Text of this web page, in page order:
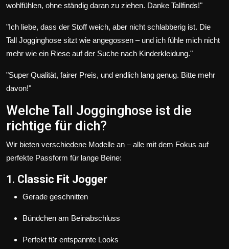
wohlfühlen, ohne ständig daran zu ziehen. Danke Tallfinds!"
"Ich liebe, dass der Stoff weich, aber nicht schlabberig ist. Die
Tall Jogginghose sitzt wie angegossen – und ich fühle mich nicht
mehr wie ein Riese auf der Suche nach Kinderkleidung."
"Super Qualität, fairer Preis, und endlich lang genug. Bitte mehr
davon!"
Welche Tall Jogginghose ist die
richtige für dich?
Wir bieten verschiedene Modelle an – alle mit dem Fokus auf
perfekte Passform für lange Beine:
1. Classic Fit Jogger
Gerade geschnitten
Bündchen am Beinabschluss
Perfekt für entspannte Looks